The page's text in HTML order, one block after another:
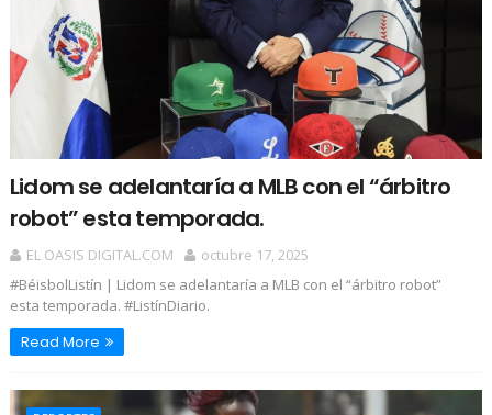
Lidom se adelantaría a MLB con el “árbitro
robot” esta temporada.
EL OASIS DIGITAL.COM
octubre 17, 2025
#BéisbolListín | Lidom se adelantaría a MLB con el “árbitro robot”
esta temporada. #ListínDiario.
Read More